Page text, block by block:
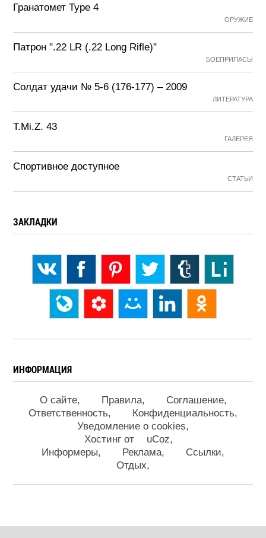
Гранатомет Type 4
ОРУЖИЕ
Патрон ".22 LR (.22 Long Rifle)"
БОЕПРИПАСЫ
Солдат удачи № 5-6 (176-177) – 2009
ЛИТЕРАТУРА
T.Mi.Z. 43
ГАЛЕРЕЯ
Спортивное доступное
СТАТЬИ
ЗАКЛАДКИ
ИНФОРМАЦИЯ
О сайте Правила
Соглашение
Ответственность
Конфиденциальность
Уведомление о cookies
Хостинг от
uCoz
Информеры
Реклама
Ссылки
Отдых